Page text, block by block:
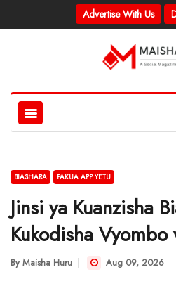
Advertise With Us
BIASHARA PAKUA APP YETU
Jinsi ya Kuanzisha
Kukodisha
By Maisha Huru Aug 09, 2026